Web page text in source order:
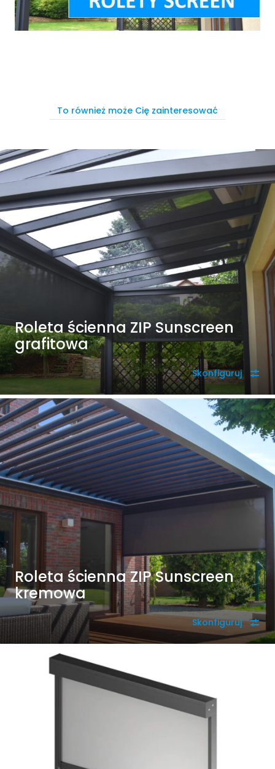
To również może Cię zainteresować
Roleta ścienna ZIP Sunscreen
grafitowa
Skonfiguruj
Roleta ścienna ZIP Sunscreen
kremowa
Skonfiguruj